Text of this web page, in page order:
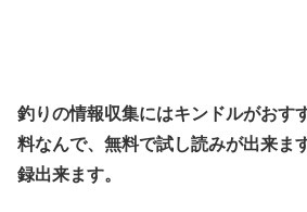
釣りの情報収集にはキンドルがおす
料なんで、無料で試し読みが出来ま
録出来ます。